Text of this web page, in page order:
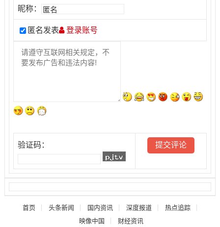
昵称：
匿名发表 登录账号
验证码：
首页 头条新闻 国内资讯 深度报道
热点追踪
映像中国
财经资讯